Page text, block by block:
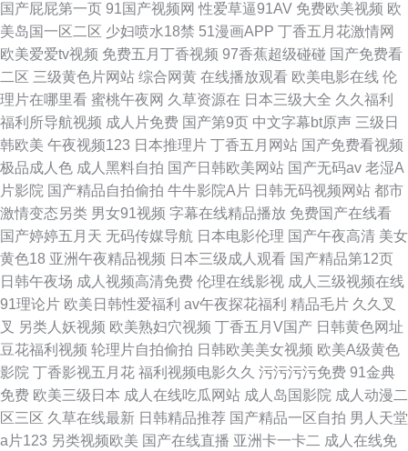
国产屁屁第一页 91国产视频网 性爱草逼91AV 免费欧美视频 欧
美岛国一区二区 少妇喷水18禁 51漫画APP 丁香五月花激情网
欧美爱爱tv视频 免费五月丁香视频 97香蕉超级碰碰 国产免费看
二区 三级黄色片网站 综合网黄 在线播放观看 欧美电影在线 伦
理片在哪里看 蜜桃午夜网 久草资源在 日本三级大全 久久福利
福利所导航视频 成人片免费 国产第9页 中文字幕bt原声 三级日
韩欧美 午夜视频123 日本推理片 丁香五月网站 国产免费看视频
极品成人色 成人黑料自拍 国产日韩欧美网站 国产无码av 老湿A
片影院 国产精品自拍偷拍 牛牛影院A片 日韩无码视频网站 都市
激情变态另类 男女91视频 字幕在线精品播放 免费国产在线看
国产婷婷五月天 无码传媒导航 日本电影伦理 国产午夜高清 美女
黄色18 亚洲午夜精品视频 日本三级成人观看 国产精品第12页
日韩午夜场 成人视频高清免费 伦理在线影视 成人三级视频在线
91理论片 欧美日韩性爱福利 av午夜探花福利 精品毛片 久久叉
叉 另类人妖视频 欧美熟妇穴视频 丁香五月V国产 日韩黄色网址
豆花福利视频 轮理片自拍偷拍 日韩欧美美女视频 欧美A级黄色
影院 丁香影视五月花 福利视频电影久久 污污污污免费 91金典
免费 欧美三级日本 成人在线吃瓜网站 成人岛国影院 成人动漫二
区三区 久草在线最新 日韩精品推荐 国产精品一区自拍 男人天堂
a片123 另类视频欧美 国产在线直播 亚洲卡一卡二 成人在线免